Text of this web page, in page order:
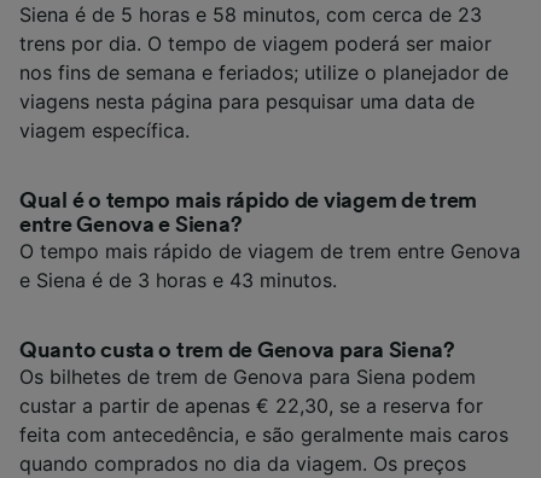
Siena é de 5 horas e 58 minutos, com cerca de 23
trens por dia. O tempo de viagem poderá ser maior
nos fins de semana e feriados; utilize o planejador de
viagens nesta página para pesquisar uma data de
viagem específica.
Qual é o tempo mais rápido de viagem de trem
entre Genova e Siena?
O tempo mais rápido de viagem de trem entre Genova
e Siena é de 3 horas e 43 minutos.
Quanto custa o trem de Genova para Siena?
Os bilhetes de trem de Genova para Siena podem
custar a partir de apenas € 22,30, se a reserva for
feita com antecedência, e são geralmente mais caros
quando comprados no dia da viagem. Os preços